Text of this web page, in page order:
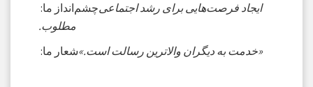
چشم‌انداز ما:ایجاد فرصت‌هایی برای رشد اجتماعی
مطلوب.
شعار ما:«خدمت به دیگران والاترین رسالت است.»